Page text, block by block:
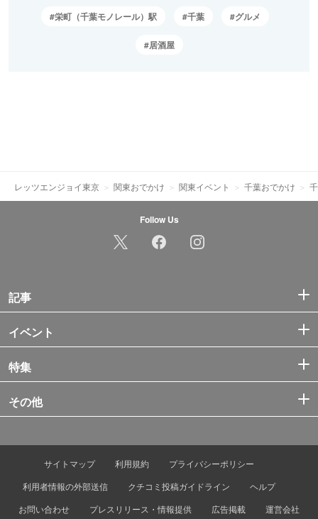
栄町（千葉モノレール）駅 千葉 グルメ
居酒屋
レッツエンジョイ東京 関東おでかけ 関東イベント 千葉おでかけ
Follow Us
記事
イベント
特集
その他
サイトマップ 利用規約
プライバシーポリシー
利用者情報の外部送信
クチコミ投稿ガイドライン
ヘルプ
お問い合わせ
プレスリリース・情報提供 広告掲載 運営会社